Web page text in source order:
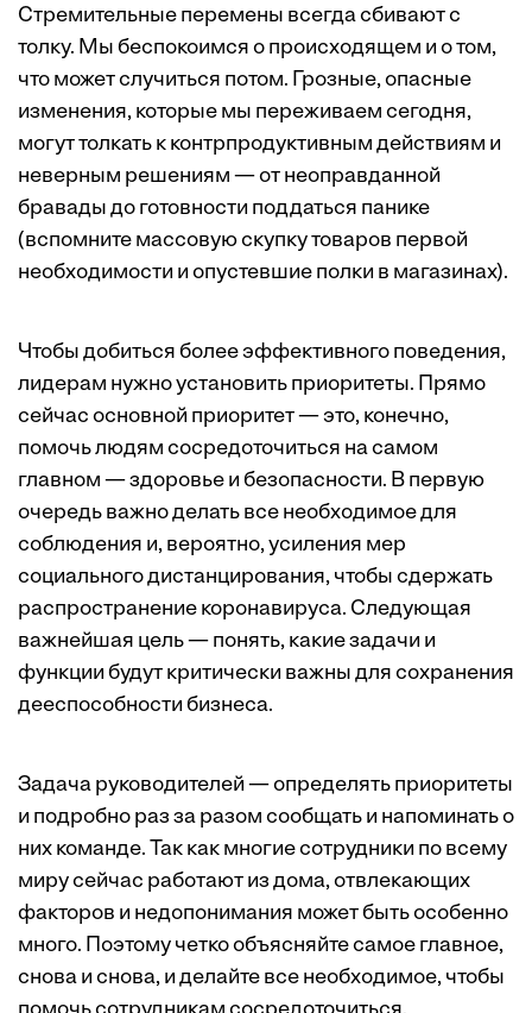
Стремительные перемены всегда сбивают с
толку. Мы беспокоимся о происходящем и о том,
что может случиться потом. Грозные, опасные
изменения, которые мы переживаем сегодня,
могут толкать к контрпродуктивным действиям и
неверным решениям — от неоправданной
бравады до готовности поддаться панике
(вспомните массовую скупку товаров первой
необходимости и опустевшие полки в магазинах).
Чтобы добиться более эффективного поведения,
лидерам нужно установить приоритеты. Прямо
сейчас основной приоритет — это, конечно,
помочь людям сосредоточиться на самом
главном — здоровье и безопасности. В первую
очередь важно делать все необходимое для
соблюдения и, вероятно, усиления мер
социального дистанцирования, чтобы сдержать
распространение коронавируса. Следующая
важнейшая цель — понять, какие задачи и
функции будут критически важны для сохранения
дееспособности бизнеса.
Задача руководителей — определять приоритеты
и подробно раз за разом сообщать и напоминать о
них команде. Так как многие сотрудники по всему
миру сейчас работают из дома, отвлекающих
факторов и недопонимания может быть особенно
много. Поэтому четко объясняйте самое главное,
снова и снова, и делайте все необходимое, чтобы